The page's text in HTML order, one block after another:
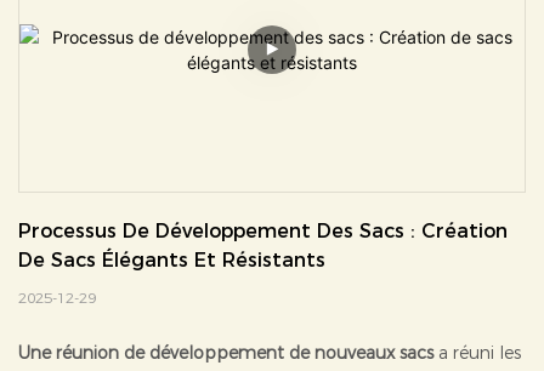
Processus De Développement Des Sacs : Création
De Sacs Élégants Et Résistants
2025-12-29
Une réunion de développement de nouveaux sacsa réuni les